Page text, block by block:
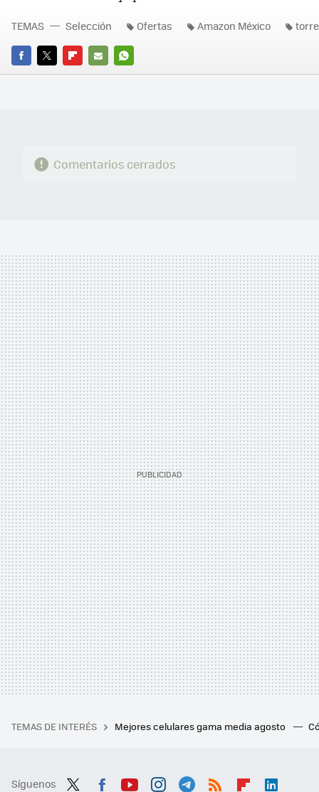
FACEBOOK
TWITTERFLIPBOARD
E-
WHATSAPP
TEMAS Selección Ofertas Amazon México
Comentarios cerrados
TEMAS DE INTERÉS Mejores celulares gama media agosto
Síguenos